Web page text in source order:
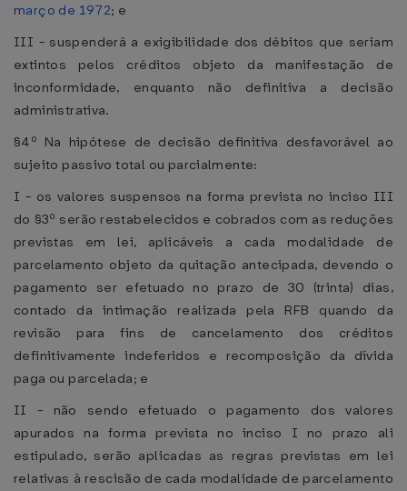
março de 1972; e
III - suspenderá a exigibilidade dos débitos que seriam
extintos pelos créditos objeto da manifestação de
inconformidade, enquanto não definitiva a decisão
administrativa.
§4º Na hipótese de decisão definitiva desfavorável ao
sujeito passivo total ou parcialmente:
I - os valores suspensos na forma prevista no inciso III
do §3º serão restabelecidos e cobrados com as reduções
previstas em lei, aplicáveis a cada modalidade de
parcelamento objeto da quitação antecipada, devendo o
pagamento ser efetuado no prazo de 30 (trinta) dias,
contado da intimação realizada pela RFB quando da
revisão para fins de cancelamento dos créditos
definitivamente indeferidos e recomposição da dívida
paga ou parcelada; e
II - não sendo efetuado o pagamento dos valores
apurados na forma prevista no inciso I no prazo ali
estipulado, serão aplicadas as regras previstas em lei
relativas à rescisão de cada modalidade de parcelamento